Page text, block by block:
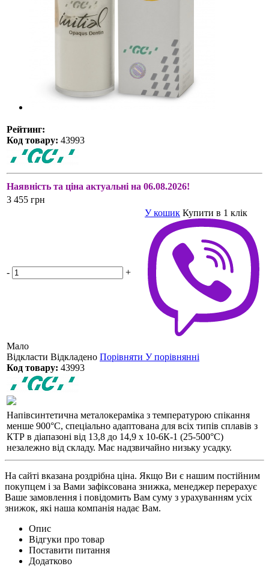
Рейтинг:
Код товару: 43993
Наявність та ціна актуальні на 06.08.2026!
3 455 грн
- +
У кошик Купити в 1 клік
Мало
Відкласти Відкладено Порівняти У порівнянні
Код товару: 43993
Напівсинтетична металокераміка з температурою спікання
менше 900°С, спеціально адаптована для всіх типів сплавів з
КТР в діапазоні від 13,8 до 14,9 х 10-6К-1 (25-500°С)
незалежно від складу. Має надзвичайно низьку усадку.
На сайті вказана роздрібна ціна. Якщо Ви є нашим постійним
покупцем і за Вами зафіксована знижка, менеджер перерахує
Ваше замовлення і повідомить Вам суму з урахуванням усіх
знижок, які наша компанія надає Вам.
Опис
Відгуки про товар
Поставити питання
Додатково